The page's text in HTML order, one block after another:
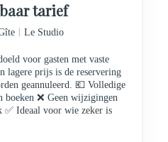
tarief
Le Studio
voor gasten met vaste
lagere prijs is de reservering
geannuleerd. 💶 Volledige
boeken ❌ Geen wijzigingen
Ideaal voor wie zeker is